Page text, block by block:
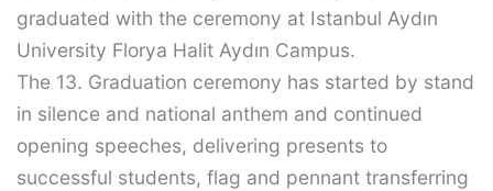
graduated with the ceremony at Istanbul Aydın
University Florya Halit Aydın Campus.
The 13. Graduation ceremony has started by stand
in silence and national anthem and continued
opening speeches, delivering presents to
successful students, flag and pennant transferring